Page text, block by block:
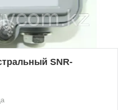
SNR-